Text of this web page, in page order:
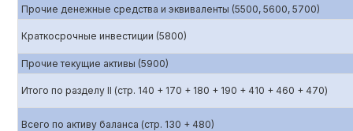
Прочие денежные средства и эквиваленты (5500, 5600, 5700)
Краткосрочные инвестиции (5800)
Прочие текущие активы (5900)
Итого по разделу II (стр. 140 + 170 + 180 + 190 + 410 + 460 + 470)
Всего по активу баланса (стр. 130 + 480)